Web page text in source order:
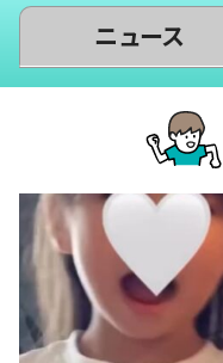
ニュース